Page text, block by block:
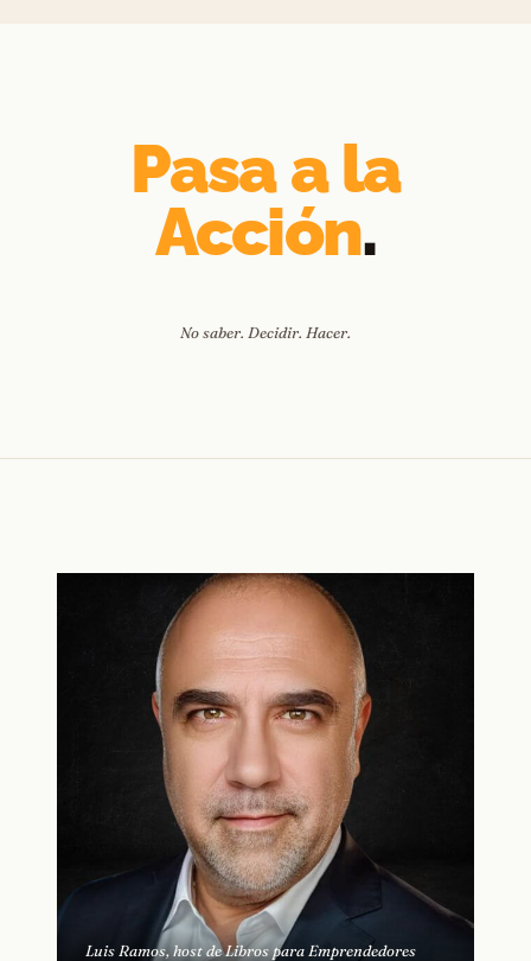
Pasa a la
Acción.
No saber. Decidir. Hacer.
Luis Ramos, host de Libros para Emprendedores